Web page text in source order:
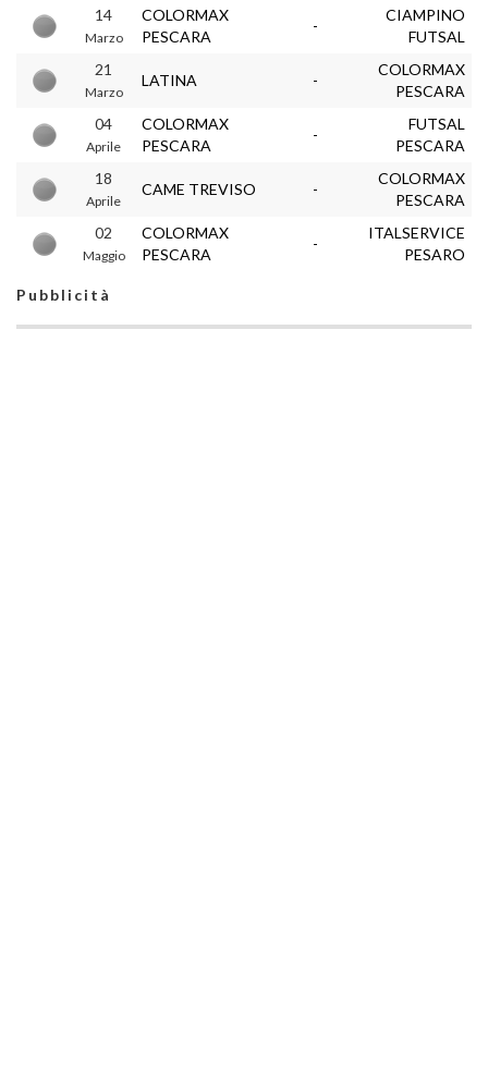
14
Marzo
COLORMAX
PESCARA
-
CIAMPINO
FUTSAL
21
Marzo
LATINA -
COLORMAX
PESCARA
04
Aprile
COLORMAX
PESCARA
-
FUTSAL
PESCARA
18
Aprile
CAME TREVISO -
COLORMAX
PESCARA
02
Maggio
COLORMAX
PESCARA
-
ITALSERVICE
PESARO
Pubblicità